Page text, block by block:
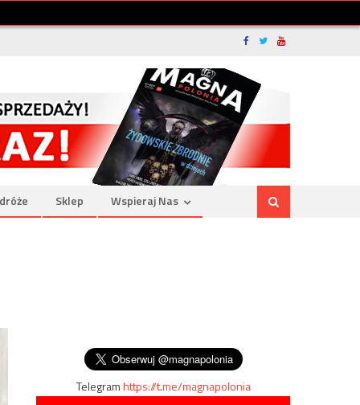
Sklep Wspieraj Nas
Telegramhttps://t.me/magnapolonia